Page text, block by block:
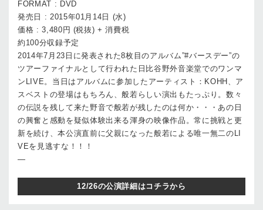
FORMAT : DVD
発売日 : 2015年01月14日 (水)
価格 : 3,480円 (税抜) + 消費税
約100分収録予定
2014年7月23日に発表された8枚目のアルバム”#バースデー”の
ツアーファイナルとして行われた日比谷野外音楽堂でのワンマ
ンLIVE。当日はアルバムに参加したアーティスト：KOHH、ア
スベストの登場はもちろん、般若らしい演出もたっぷり。数々
の伝説を残して来た野音で般若が残したのは何か・・・あの日
の興奮と感動を疑似体験出来る渾身の映像作品。常に挑戦と更
新を続け、本公演直前に父親になった般若による唯一無二のLI
VEを見逃すな！！！
—
12/26の公演詳細はコチラから